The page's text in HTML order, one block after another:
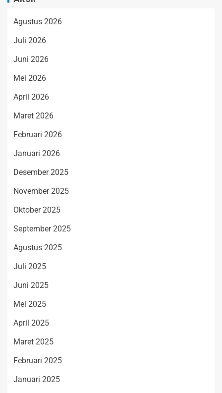
Agustus 2026
Juli 2026
Juni 2026
Mei 2026
April 2026
Maret 2026
Februari 2026
Januari 2026
Desember 2025
November 2025
Oktober 2025
September 2025
Agustus 2025
Juli 2025
Juni 2025
Mei 2025
April 2025
Maret 2025
Februari 2025
Januari 2025